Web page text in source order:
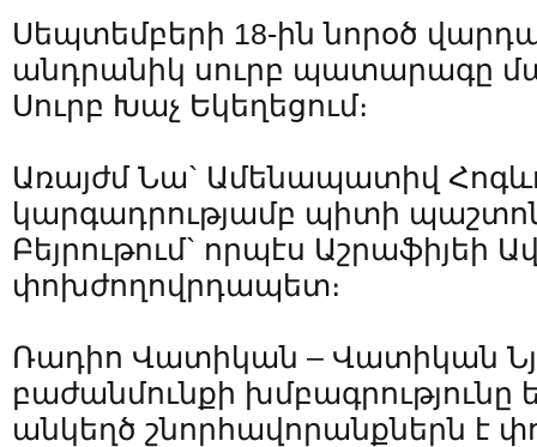
Սեպտեմբերի 18-ին նորօծ
անդրանիկ սուրբ պատարագը
Սուրբ Խաչ Եկեղեցում։
Առայժմ Նա` Ամենապատիվ
կարգադրությամբ պիտի
Բեյրութում` որպէս Աշրաֆիյեի
փոխժողովրդապետ։
Ռադիո Վատիկան – Վատիկան
բաժանմունքի խմբագրությունը
անկեղծ շնորհավորանքներն է